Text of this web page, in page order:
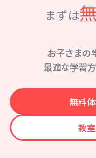
まずは
お子さまの
最適な学習
無料
教